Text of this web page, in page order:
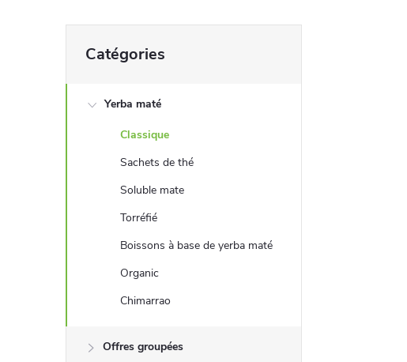
ncatégories
Catégories
Yerba maté
Classique
Sachets de thé
Soluble mate
Torréfié
Boissons à base de yerba maté
Organic
Chimarrao
Offres groupées